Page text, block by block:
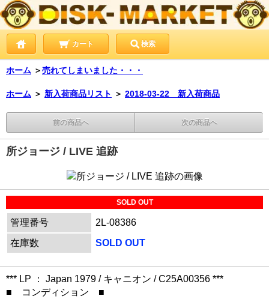
カート 検索
ホーム ＞売れてしまいました・・・
ホーム ＞ 新入荷商品リスト ＞ 2018-03-22 新入荷商品
前の商品へ 次の商品へ
所ジョージ / LIVE 追跡
SOLD OUT
管理番号
2L-08386
在庫数
SOLD OUT
*** LP ： Japan 1979 / キャニオン / C25A00356 ***
■ コンディション ■